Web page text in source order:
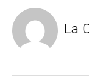
La